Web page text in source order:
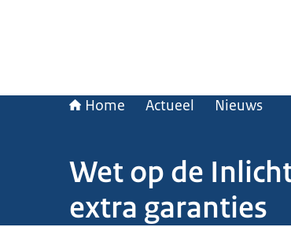
Home Actueel Nieuws
Wet op de
extra garanties